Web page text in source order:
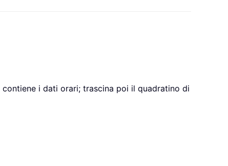
contiene i dati orari; trascina poi il quadratino di